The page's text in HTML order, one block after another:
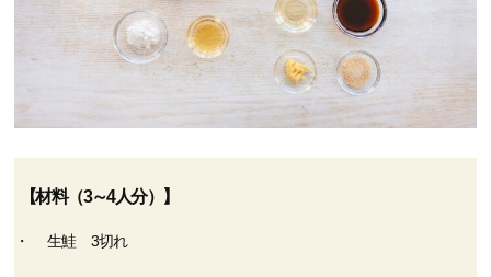
【材料（3～4人分）】
生鮭 3切れ